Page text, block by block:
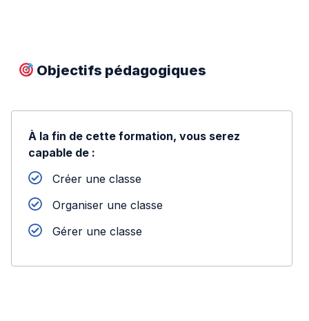
Objectifs pédagogiques
À la fin de cette formation, vous serez
capable de :
Créer une classe
Organiser une classe
Gérer une classe